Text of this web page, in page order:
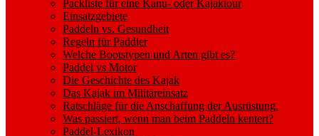
menu
Packliste für eine Kanu- oder Kajaktour
Einsatzgebiete
Paddeln vs. Gesundheit
Regeln für Paddler
Welche Bootstypen und Arten gibt es?
Paddel vs Motor
Die Geschichte des Kajak
Das Kajak im Militäreinsatz
Ratschläge für die Anschaffung der Ausrüstung.
Was passiert, wenn man beim Paddeln kentert?
Paddel-Lexikon